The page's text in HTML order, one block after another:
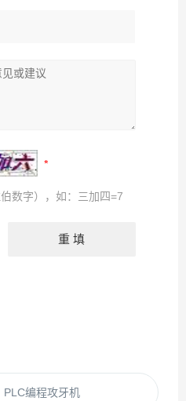
数字），如：三加四=7
编程攻牙机